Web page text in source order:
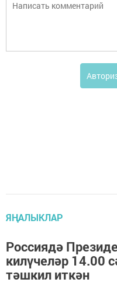
ЯҢАЛЫКЛАР
Россиядә
килүчеләр 14.00
тәшкил иткән